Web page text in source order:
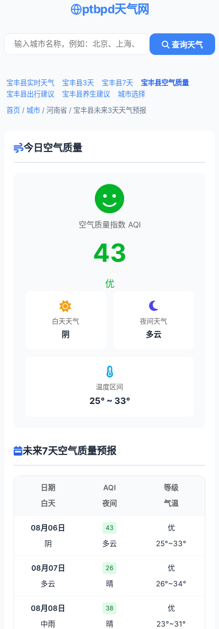
ptbpd天气网
查询天气
宝丰县实时天气 宝丰县3天 宝丰县7天
宝丰县空气质量
宝丰县出行建议
宝丰县养生建议
城市选择
首页 / 城市 / 河南省 / 宝丰县未来3天天气预报
今日空气质量
空气质量指数 AQI
43
优
白天天气
阴
夜间天气
多云
温度区间
25° ~ 33°
未来7天空气质量预报
日期 AQI
等级
白天
夜间 气温
08月06日 43
优
阴
多云 25°~33°
08月07日 26
优
多云
晴 26°~34°
08月08日 38
优
中雨
晴 23°~31°